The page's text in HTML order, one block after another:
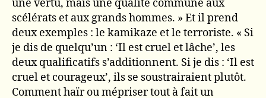
une vertu, mais une qualité commune aux
scélérats et aux grands hommes. » Et il prend
deux exemples : le kamikaze et le terroriste. « Si
je dis de quelqu’un : ‘Il est cruel et lâche’, les
deux qualificatifs s’additionnent. Si je dis : ‘Il est
cruel et courageux’, ils se soustrairaient plutôt.
Comment haïr ou mépriser tout à fait un